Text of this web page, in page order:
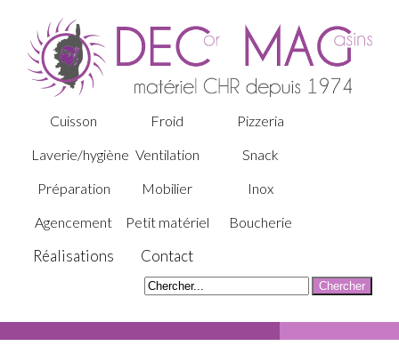
Cuisson Froid
Pizzeria
Laverie/hygiène Ventilation
Snack
Préparation
Mobilier
Inox
Agencement
Petit matériel Boucherie
Réalisations Contact